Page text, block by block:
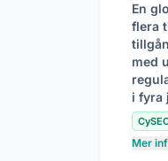
En
flera
med
i fyra
Mer